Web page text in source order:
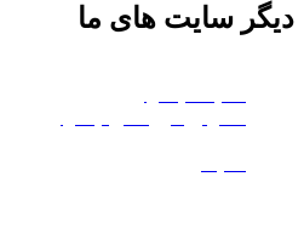
دیگر سایت های ما